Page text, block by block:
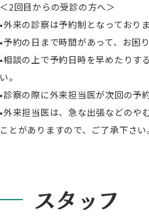
＜2回目からの受診の方へ＞
•外来の診察は予約制となっておりま
•予約の日まで時間があって、お困
•相談の上で予約日時を早めたりす
い。
•診察の際に外来担当医が次回の予
•外来担当医は、急な出張などのや
ことがありますので、ご了承下さい
スタッフ